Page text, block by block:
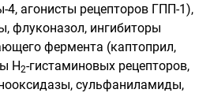
4, агонисты рецепторов ГПП-1),
флуконазол, ингибиторы
фермента (каптоприл,
Н2-гистаминовых рецепторов,
сульфаниламиды,